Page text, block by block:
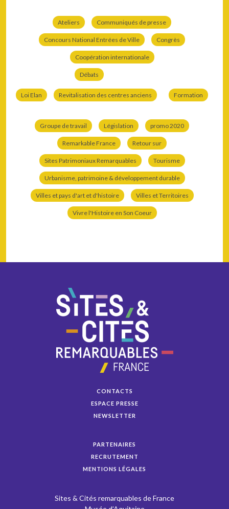
Ateliers Communiqués de presse
Concours National Entrées de Ville Congrès
Coopération internationale
Débats
Loi Elan Revitalisation des centres anciens Formation
Groupe de travail Législation promo 2020
Remarkable France Retour sur
Sites Patrimoniaux Remarquables Tourisme
Urbanisme, patrimoine & développement durable
Villes et pays d'art et d'histoire Villes et Territoires
Vivre l'Histoire en Son Coeur
CONTACTS
ESPACE PRESSE
NEWSLETTER
PARTENAIRES
RECRUTEMENT
MENTIONS LÉGALES
Sites & Cités remarquables de France